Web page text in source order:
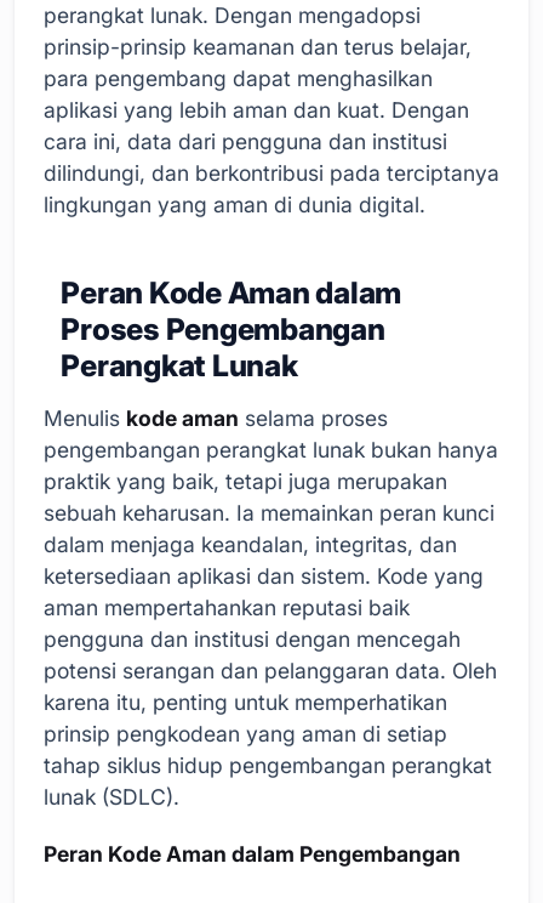
perangkat lunak. Dengan mengadopsi
prinsip-prinsip keamanan dan terus belajar,
para pengembang dapat menghasilkan
aplikasi yang lebih aman dan kuat. Dengan
cara ini, data dari pengguna dan institusi
dilindungi, dan berkontribusi pada terciptanya
lingkungan yang aman di dunia digital.
Peran Kode Aman dalam
Proses Pengembangan
Perangkat Lunak
Menulis kode aman selama proses
pengembangan perangkat lunak bukan hanya
praktik yang baik, tetapi juga merupakan
sebuah keharusan. Ia memainkan peran kunci
dalam menjaga keandalan, integritas, dan
ketersediaan aplikasi dan sistem. Kode yang
aman mempertahankan reputasi baik
pengguna dan institusi dengan mencegah
potensi serangan dan pelanggaran data. Oleh
karena itu, penting untuk memperhatikan
prinsip pengkodean yang aman di setiap
tahap siklus hidup pengembangan perangkat
lunak (SDLC).
Peran Kode Aman dalam Pengembangan